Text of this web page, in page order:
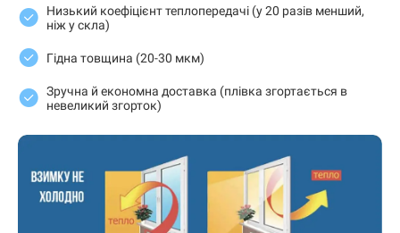
Низький коефіцієнт теплопередачі (у 20 разів менший,
ніж у скла)
Гідна товщина (20-30 мкм)
Зручна й економна доставка (плівка згортається в
невеликий згорток)